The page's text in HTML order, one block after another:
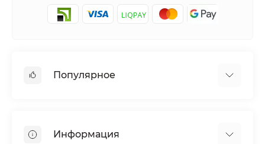
Популярное
Сетка шпалерная
Информация